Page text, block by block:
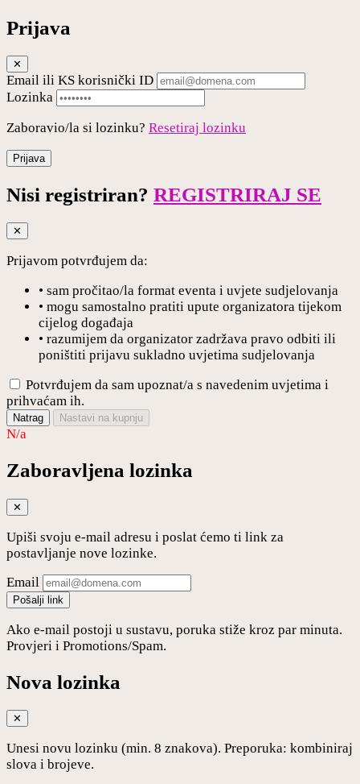
Prijava
✕
Email ili KS korisnički ID
Lozinka
Zaboravio/la si lozinku? Resetiraj lozinku
Prijava
Nisi registriran? REGISTRIRAJ SE
✕
Prijavom potvrđujem da:
• sam pročitao/la format eventa i uvjete sudjelovanja
• mogu samostalno pratiti upute organizatora tijekom
cijelog događaja
• razumijem da organizator zadržava pravo odbiti ili
poništiti prijavu sukladno uvjetima sudjelovanja
Potvrđujem da sam upoznat/a s navedenim uvjetima i
prihvaćam ih.
Natrag Nastavi na kupnju
N/a
Zaboravljena lozinka
✕
Upiši svoju e-mail adresu i poslat ćemo ti link za
postavljanje nove lozinke.
Email
Pošalji link
Ako e-mail postoji u sustavu, poruka stiže kroz par minuta.
Provjeri i Promotions/Spam.
Nova lozinka
✕
Unesi novu lozinku (min. 8 znakova). Preporuka: kombiniraj
slova i brojeve.